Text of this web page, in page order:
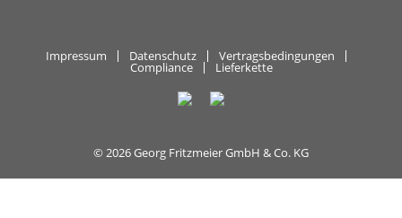
Impressum Datenschutz Vertragsbedingungen
Compliance Lieferkette
© 2026 Georg Fritzmeier GmbH & Co. KG